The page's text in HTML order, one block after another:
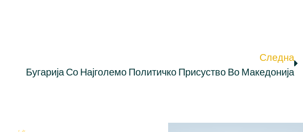
Следна
Бугарија Со Најголемо Политичко Присуство Во Македонија